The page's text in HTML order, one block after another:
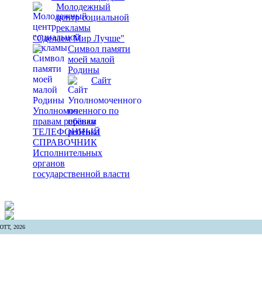
Молодежный
центр социальной
рекламы
"Сделаем Мир Лучше"
Символ памяти
моей малой
Родины
Сайт
Уполномоченного по
правам ребёнка
ТЕЛЕФОННЫЙ
СПРАВОЧНИК
Исполнительных
органов
государственной власти
2026